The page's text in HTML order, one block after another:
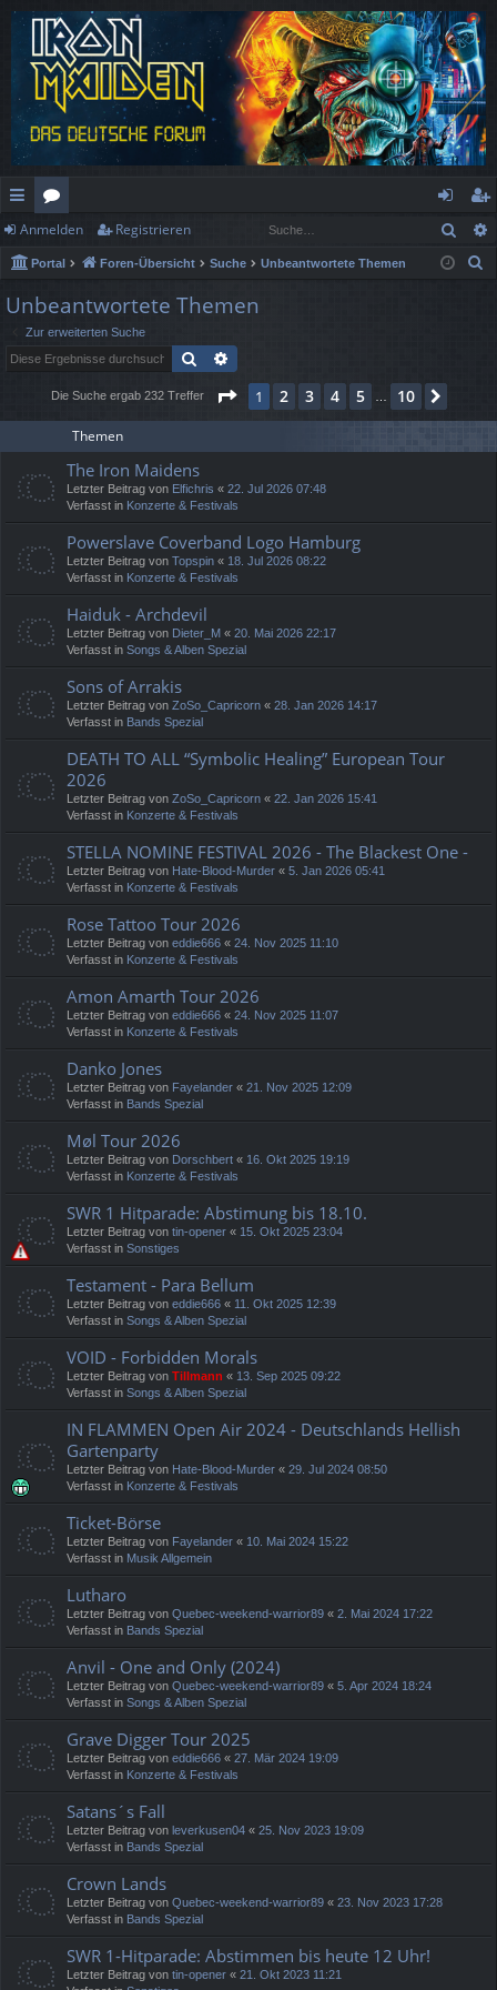
ch
ne
llz
or
en
n
m
eg
ist
Anmelden Registrieren
Portal Foren-Übersicht Suche Unbeantwortete Themen
Unbeantwortete Themen
Zur erweiterten Suche
Suche
Die Suche ergab 232 Treffer Seite 1von 10
1 2 3 4 5 … 10
Themen
The Iron Maidens
Letzter Beitrag von Elfichris « 22. Jul 2026 07:48
Verfasst in Konzerte & Festivals
Powerslave Coverband Logo Hamburg
Letzter Beitrag von Topspin « 18. Jul 2026 08:22
Verfasst in Konzerte & Festivals
Haiduk - Archdevil
Letzter Beitrag von Dieter_M « 20. Mai 2026 22:17
Verfasst in Songs & Alben Spezial
Sons of Arrakis
Letzter Beitrag von ZoSo_Capricorn « 28. Jan 2026 14:17
Verfasst in Bands Spezial
DEATH TO ALL “Symbolic Healing” European Tour
2026
Letzter Beitrag von ZoSo_Capricorn « 22. Jan 2026 15:41
Verfasst in Konzerte & Festivals
STELLA NOMINE FESTIVAL 2026 - The Blackest One -
Letzter Beitrag von Hate-Blood-Murder « 5. Jan 2026 05:41
Verfasst in Konzerte & Festivals
Rose Tattoo Tour 2026
Letzter Beitrag von eddie666 « 24. Nov 2025 11:10
Verfasst in Konzerte & Festivals
Amon Amarth Tour 2026
Letzter Beitrag von eddie666 « 24. Nov 2025 11:07
Verfasst in Konzerte & Festivals
Danko Jones
Letzter Beitrag von Fayelander « 21. Nov 2025 12:09
Verfasst in Bands Spezial
Møl Tour 2026
Letzter Beitrag von Dorschbert « 16. Okt 2025 19:19
Verfasst in Konzerte & Festivals
SWR 1 Hitparade: Abstimung bis 18.10.
Letzter Beitrag von tin-opener « 15. Okt 2025 23:04
Verfasst in Sonstiges
Testament - Para Bellum
Letzter Beitrag von eddie666 « 11. Okt 2025 12:39
Verfasst in Songs & Alben Spezial
VOID - Forbidden Morals
Letzter Beitrag von Tillmann « 13. Sep 2025 09:22
Verfasst in Songs & Alben Spezial
IN FLAMMEN Open Air 2024 - Deutschlands Hellish
Gartenparty
Letzter Beitrag von Hate-Blood-Murder « 29. Jul 2024 08:50
Verfasst in Konzerte & Festivals
Ticket-Börse
Letzter Beitrag von Fayelander « 10. Mai 2024 15:22
Verfasst in Musik Allgemein
Lutharo
Letzter Beitrag von Quebec-weekend-warrior89 « 2. Mai 2024 17:22
Verfasst in Bands Spezial
Anvil - One and Only (2024)
Letzter Beitrag von Quebec-weekend-warrior89 « 5. Apr 2024 18:24
Verfasst in Songs & Alben Spezial
Grave Digger Tour 2025
Letzter Beitrag von eddie666 « 27. Mär 2024 19:09
Verfasst in Konzerte & Festivals
Satans´s Fall
Letzter Beitrag von leverkusen04 « 25. Nov 2023 19:09
Verfasst in Bands Spezial
Crown Lands
Letzter Beitrag von Quebec-weekend-warrior89 « 23. Nov 2023 17:28
Verfasst in Bands Spezial
SWR 1-Hitparade: Abstimmen bis heute 12 Uhr!
Letzter Beitrag von tin-opener « 21. Okt 2023 11:21